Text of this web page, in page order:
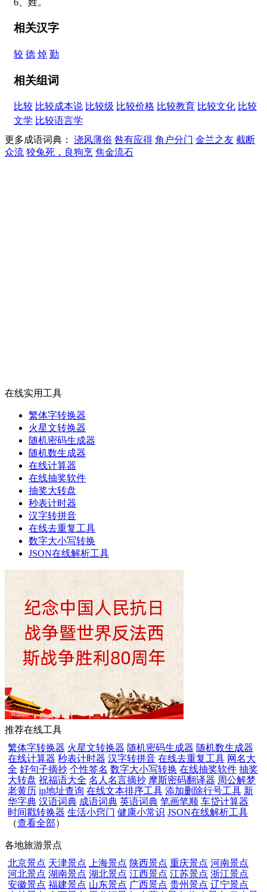
相关汉字
较 德 焯 勤
相关组词
比较 比较成本说 比较级 比较价格 比较教育 比较文化 比较
文学 比较语言学
更多成语词典： 浇风薄俗 咎有应得 角户分门 金兰之友 截断
众流 狡兔死，良狗烹 焦金流石
在线实用工具
繁体字转换器
火星文转换器
随机密码生成器
随机数生成器
在线计算器
在线抽奖软件
抽奖大转盘
秒表计时器
汉字转拼音
在线去重复工具
数字大小写转换
JSON在线解析工具
推荐在线工具
繁体字转换器 火星文转换器 随机密码生成器 随机数生成器
在线计算器 秒表计时器 汉字转拼音 在线去重复工具 网名大
全 好句子摘抄 个性签名 数字大小写转换 在线抽奖软件 抽奖
大转盘 祝福语大全 名人名言摘抄 摩斯密码翻译器 周公解梦
老黄历 ip地址查询 在线文本排序工具 添加删除行号工具 新
华字典 汉语词典 成语词典 英语词典 笔画笔顺 车贷计算器
时间戳转换器 生活小窍门 健康小常识 JSON在线解析工具
（查看全部）
各地旅游景点
北京景点 天津景点 上海景点 陕西景点 重庆景点 河南景点
河北景点 湖南景点 湖北景点 江西景点 江苏景点 浙江景点
安徽景点 福建景点 山东景点 广西景点 贵州景点 辽宁景点